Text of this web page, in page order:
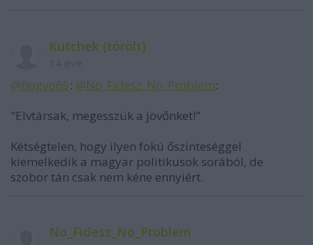
Kutchek (törölt)
@Bogyo65: @No_Fidesz_No_Problem:
"Elvtársak, megesszük a jövőnket!"
Kétségtelen, hogy ilyen fokú őszinteséggel
kiemelkedik a magyar politikusok sorából, de
szobor tán csak nem kéne ennyiért.
No_Fidesz_No_Problem